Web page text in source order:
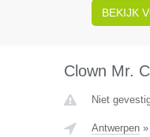
BEKIJK
Clown Mr.
Niet
Antwerpen»